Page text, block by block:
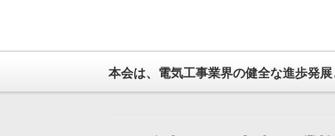
本会は、電気工事業界の健全な進歩発